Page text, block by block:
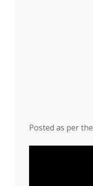
Posted as per the